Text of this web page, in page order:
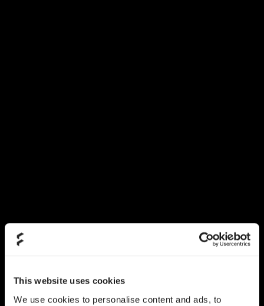
This website uses cookies
We use cookies to personalise content and ads, to